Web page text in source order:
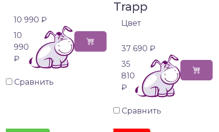
10 990 ₽
10
990
₽
Сравнить
Trapp
Цвет
37 690 ₽
35
810
₽
Сравнить